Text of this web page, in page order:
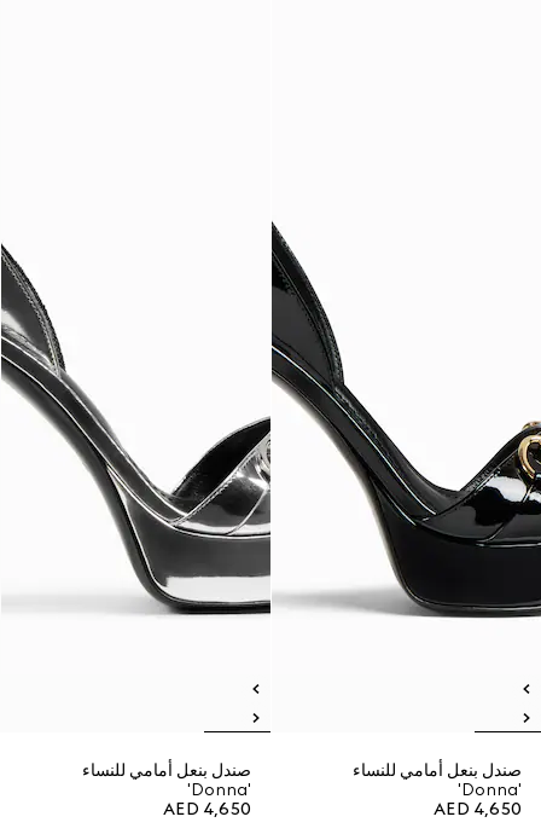
صندل بنعل أمامي للنساء
'Donna'
AED 4,650
صندل بنعل أمامي للنساء
'Donna'
AED 4,650